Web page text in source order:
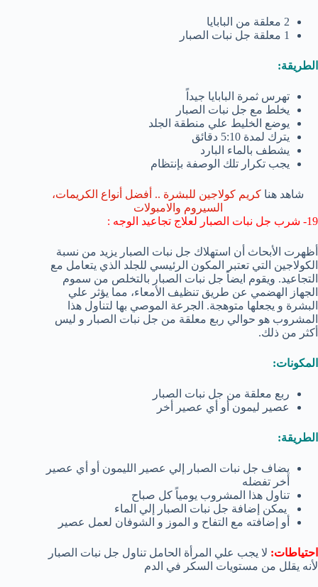
2 معلقة من البابايا
1 معلقة جل نبات الصبار
الطريقة:
تهرس ثمرة البابايا جيداً
يخلط مع جل نبات الصبار
يوضع الخليط علي منطقة الجلد
يترك لمدة 5:10 دقائق
يشطف بالماء البارد
يجب تكرار تلك الوصفة بإنتظام
شاهد هنا كريم كولاجين للبشرة .. أفضل أنواع الكريمات،
السيروم والامبولات
19- شرب جل نبات الصبار لعلاج تجاعيد الوجه :
أظهرت الأبحاث أن استهلاك جل نبات الصبار يزيد من نسبة
الكولاجين التي تعتبر المكون الرئيسي للجلد الذي يتعامل مع
التجاعيد. ويقوم ايضاً جل نبات الصبار بالتخلص من سموم
الجهاز الهضمي عن طريق تنظيف الأمعاء، مما يؤثر علي
البشرة و يجعلها متوهجة. الجرعة الموصي بها لتناول هذا
المشروب هو حوالي ربع معلقة من جل نبات الصبار و ليس
أكثر من ذلك.
المكونات:
ربع معلقة من جل نبات الصبار
عصير ليمون أو أي عصير أخر
الطريقة:
يضاف جل نبات الصبار إلي عصير الليمون أو أي عصير
أخر تفضله
تناول هذا المشروب يومياً كل صباح
يمكن إضافة جل نبات الصبار إلي الماء
أو إضافته مع التفاح و الموز و الشوفان لعمل عصير
احتياطات: لا يجب علي المرأة الحامل تناول جل نبات الصبار
لأنه يقلل من مستويات السكر في الدم